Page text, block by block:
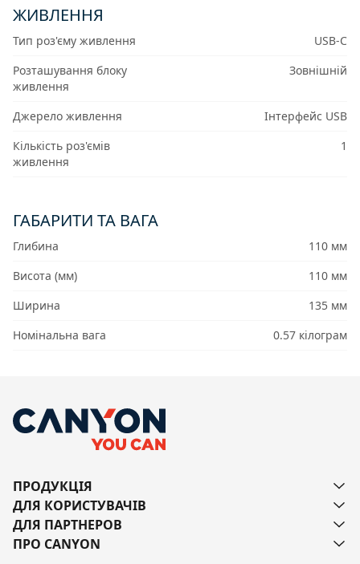
ЖИВЛЕННЯ
Тип роз'єму живлення
USB-C
Розташування блоку
живлення
Зовнішній
Джерело живлення
Інтерфейс USB
Кількість роз'ємів
живлення
1
ГАБАРИТИ ТА ВАГА
Глибина
110 мм
Висота (мм)
110 мм
Ширина
135 мм
Номінальна вага
0.57 кілограм
ПРОДУКЦІЯ
ДЛЯ КОРИСТУВАЧІВ
ДЛЯ ПАРТНЕРОВ
ПРО CANYON